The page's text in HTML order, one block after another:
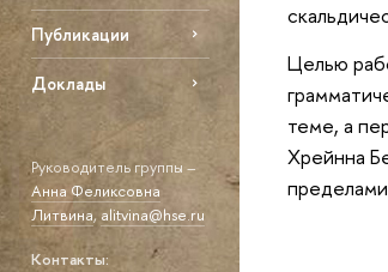
Публикации
Доклады
Руководитель группы –
Анна Феликсовна
Литвина, alitvina@hse.ru
Контакты:
Целью
теме, а
Хрейнна